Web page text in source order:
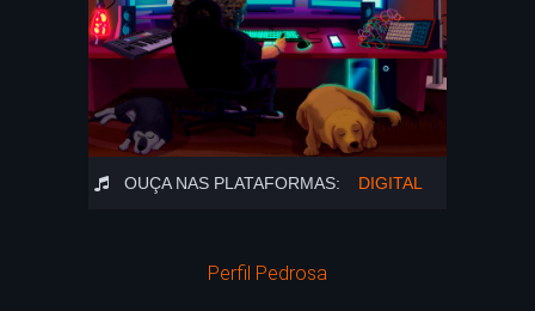
OUÇA NAS PLATAFORMAS: DIGITAL
Perfil Pedrosa